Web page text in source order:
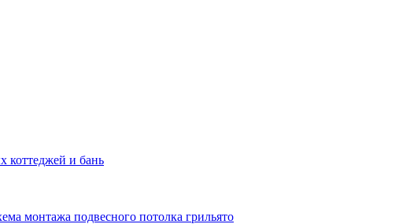
коттеджей и бань
монтажа подвесного потолка грильято